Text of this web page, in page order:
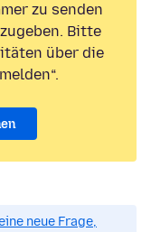
zu senden
Bitte
über die
neue Frage,